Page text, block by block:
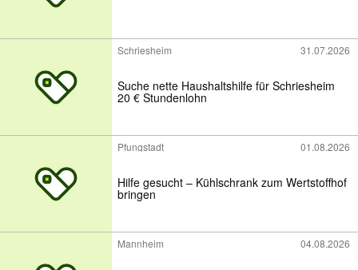
Schriesheim 31.07.2026
Suche nette Haushaltshilfe für Schriesheim
20 € Stundenlohn
Pfungstadt 01.08.2026
Hilfe gesucht – Kühlschrank zum Wertstoffhof
bringen
Mannheim 04.08.2026